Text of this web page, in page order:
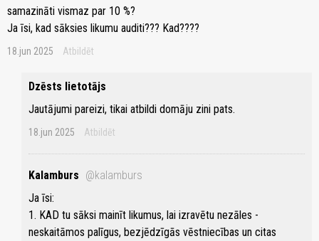
samazināti vismaz par 10 %?
Ja īsi, kad sāksies likumu auditi??? Kad????
18.jun 2025 Atbildēt
Dzēsts lietotājs
Jautājumi pareizi, tikai atbildi domāju zini pats.
18.jun 2025 Atbildēt
Kalamburs @kalamburs
Ja īsi:
1. KAD tu sāksi mainīt likumus, lai izravētu nezāles -
neskaitāmos palīgus, bezjēdzīgās vēstniecības un citas